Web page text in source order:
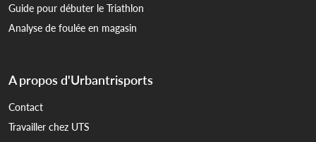
Guide pour débuter le Triathlon
Analyse de foulée en magasin
A propos d'Urbantrisports
Contact
Travailler chez UTS